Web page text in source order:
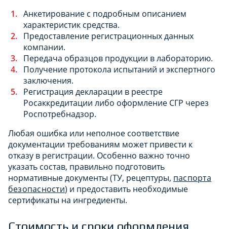
Анкетирование с подробным описанием
характеристик средства.
Предоставление регистрационных данных
компании.
Передача образцов продукции в лабораторию.
Получение протокола испытаний и экспертного
заключения.
Регистрация декларации в реестре
Росаккредитации либо оформление СГР через
Роспотребнадзор.
Любая ошибка или неполное соответствие
документации требованиям может привести к
отказу в регистрации. Особенно важно точно
указать состав, правильно подготовить
нормативные документы (ТУ, рецептуры, паспорта
безопасности) и предоставить необходимые
сертификаты на ингредиенты.
Стоимость и сроки оформления